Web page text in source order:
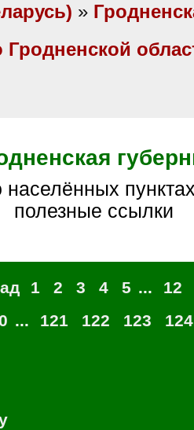
»
полезные ссылки
1 2 3 4 5 ...
12
... 121 122 123
124